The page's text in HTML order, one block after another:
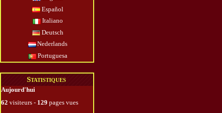
Español
Italiano
Deutsch
Nederlands
Portuguesa
Statistiques
Aujourd'hui
62 visiteurs - 129 pages vues